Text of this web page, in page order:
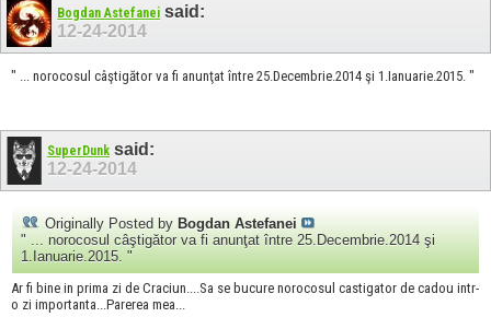
Bogdan Astefanei said:
12-24-2014
" ... norocosul câştigător va fi anunţat între 25.Decembrie.2014 şi 1.Ianuarie.2015. "
SuperDunksaid:
12-24-2014
Originally Posted by Bogdan Astefanei
" ... norocosul câştigător va fi anunţat între 25.Decembrie.2014 şi
1.Ianuarie.2015. "
Ar fi bine in prima zi de Craciun....Sa se bucure norocosul castigator de cadou intr-
o zi importanta...Parerea mea...